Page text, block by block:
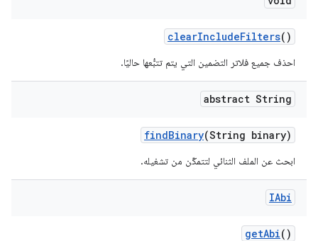
clearIncludeFilters()
احذف جميع فلاتر التضمين التي يتم تتبُّعها حاليًا.
abstract String
findBinary(String binary)
ابحث عن الملف الثنائي لتتمكّن من تشغيله.
IAbi
getAbi()